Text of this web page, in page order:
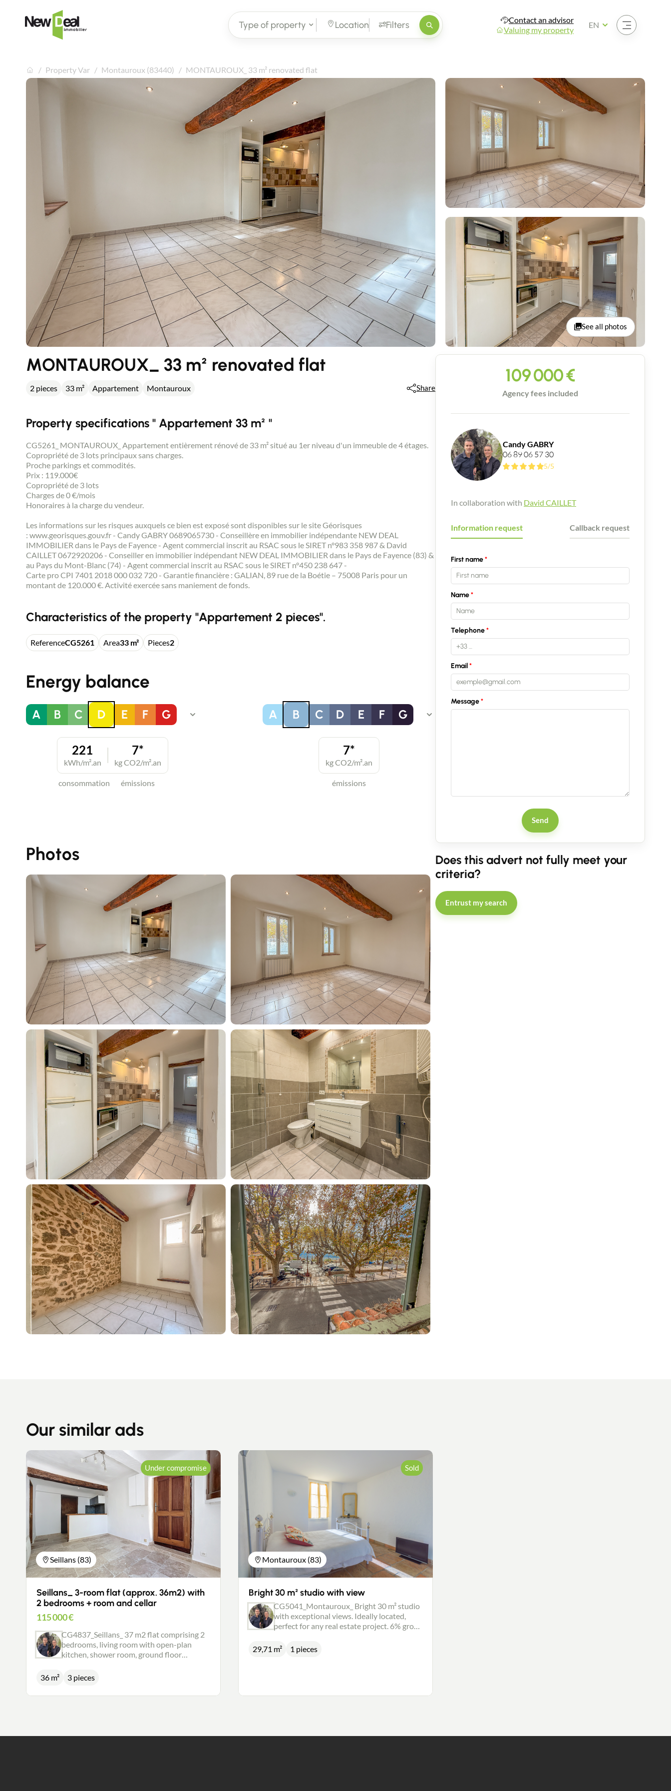
Type of property Location Filters
Contact an advisor
Valuing my property
Open the menu
EN
Buy
News
Guides
Contact
Property Var Montauroux (83440) MONTAUROUX_ 33 m² renovated flat
See all photos
MONTAUROUX_ 33 m² renovated flat
2 pieces 33 m² Appartement Montauroux Share
Property specifications " Appartement 33 m² "
CG5261_ MONTAUROUX_ Appartement entièrement rénové de 33 m² situé au 1er niveau d'un immeuble de 4 étages.
Copropriété de 3 lots principaux sans charges.
Proche parkings et commodités.
Prix : 119.000€
Copropriété de 3 lots
Charges de 0 €/mois
Honoraires à la charge du vendeur.
Les informations sur les risques auxquels ce bien est exposé sont disponibles sur le site Géorisques
: www.georisques.gouv.fr - Candy GABRY 0689065730 - Conseillère en immobilier indépendante NEW DEAL
IMMOBILIER dans le Pays de Fayence - Agent commercial inscrit au RSAC sous le SIRET n°983 358 987 & David
CAILLET 0672920206 - Conseiller en immobilier indépendant NEW DEAL IMMOBILIER dans le Pays de Fayence (83) &
au Pays du Mont-Blanc (74) - Agent commercial inscrit au RSAC sous le SIRET n°450 238 647 -
Carte pro CPI 7401 2018 000 032 720 - Garantie financière : GALIAN, 89 rue de la Boétie – 75008 Paris pour un
montant de 120.000 €. Activité exercée sans maniement de fonds.
Characteristics of the property "Appartement 2 pieces".
ReferenceCG5261 Area33 m² Pieces2
Energy balance
A B C D E F G
consommation
221
kWh/m².an
émissions
7*
kg CO2/m².an
A B C D E F G
émissions
7*
kg CO2/m².an
Photos
109 000€
Agency fees included
Candy GABRY
06 89 06 57 30
5/5
In collaboration with David CAILLET
Information request Callback request
First name
Name
Telephone
Email
Message
Send
Does this advert not fully meet your
criteria?
Entrust my search
Our similar ads
Seillans (83)
Under compromise
Seillans_ 3-room flat (approx. 36m2) with
2 bedrooms + room and cellar
115 000€
CG4837_Seillans_ 37 m2 flat comprising 2
bedrooms, living room with open-plan
kitchen, shower room, ground floor
36 m²
3 pieces
Montauroux (83)
Sold
Bright 30 m² studio with view
CG5041_Montauroux_ Bright 30 m² studio
with exceptional views. Ideally located,
perfect for any real estate project. 6% gross
process of being created Price: €95,000
29,71 m² 1 pieces